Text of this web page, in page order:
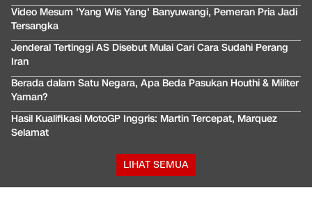
Video Mesum 'Yang Wis Yang' Banyuwangi, Pemeran Pria Jadi
Tersangka
Jenderal Tertinggi AS Disebut Mulai Cari Cara Sudahi Perang
Iran
Berada dalam Satu Negara, Apa Beda Pasukan Houthi & Militer
Yaman?
Hasil Kualifikasi MotoGP Inggris: Martin Tercepat, Marquez
Selamat
LIHAT SEMUA